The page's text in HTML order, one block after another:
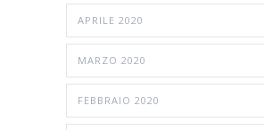
APRILE 2020
MARZO 2020
FEBBRAIO 2020